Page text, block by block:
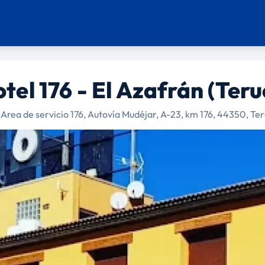
176 - El Azafrán
Area de servicio 176, Autovía Mudéjar, A-23, km 176, 44350,